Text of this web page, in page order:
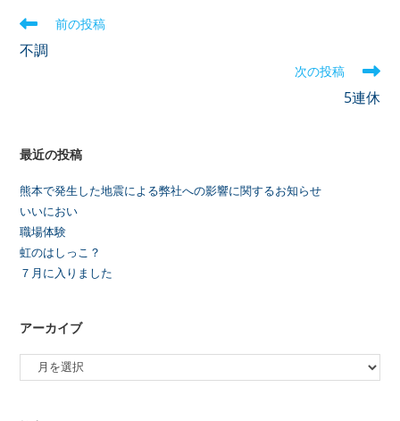
前の投稿
不調
次の投稿
5連休
最近の投稿
熊本で発生した地震による弊社への影響に関するお知らせ
いいにおい
職場体験
虹のはしっこ？
７月に入りました
アーカイブ